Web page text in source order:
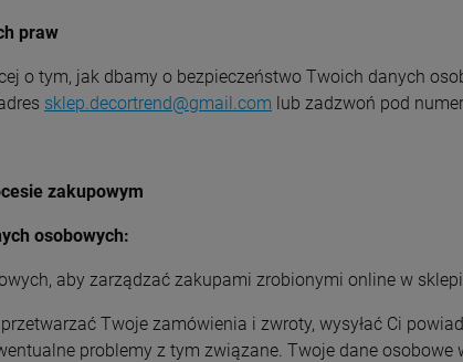
praw
o tym, jak dbamy o bezpieczeństwo Twoich danych
sklep.decortrend@gmail.com lub zadzwoń pod
zakupowym
osobowych:
aby zarządzać zakupami zrobionymi online w
Twoje zamówienia i zwroty, wysyłać Ci
problemy z tym związane. Twoje dane osobowe